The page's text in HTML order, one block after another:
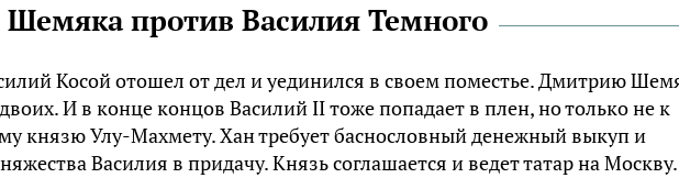
против Василия Темного
Косой отошел от дел и уединился в своем поместье. Дмитрию
И в конце концов Василий II тоже попадает в плен, но только не к
князю Улу-Махмету. Хан требует баснословный денежный выкуп и
Василия в придачу. Князь соглашается и ведет татар на Москву.